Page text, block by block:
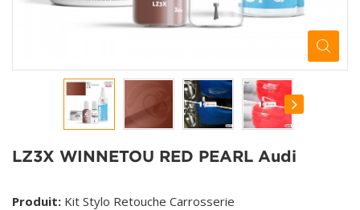
LZ3X WINNETOU RED PEARL Audi
Produit: Kit Stylo Retouche Carrosserie